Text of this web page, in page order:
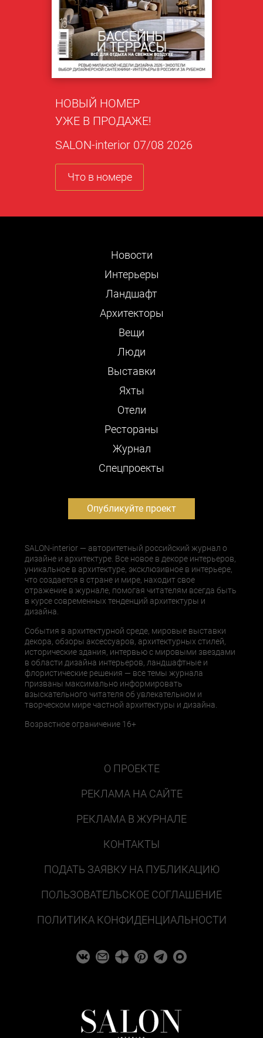
НОВЫЙ НОМЕР
УЖЕ В ПРОДАЖЕ!
SALON-interior 07/08 2026
Что в номере
Новости
Интерьеры
Ландшафт
Архитекторы
Вещи
Люди
Выставки
Яхты
Отели
Рестораны
Журнал
Cпецпроекты
Опубликуйте проект
SALON-interior — авторитетный российский журнал о
дизайне и архитектуре. Все новое в декоре интерьеров,
уникальное в архитектуре, эксклюзивное в интерьере,
что создается в стране и мире, находит свое
отражение в журнале, помогая читателям всегда быть
в курсе современных тенденций архитектуры и
дизайна.
События в архитектурной среде, мировые выставки
декора, обзоры аксессуаров, архитектурных стилей,
исторические здания, интервью с мировыми звездами
в области дизайна интерьеров, ландшафтные и
флористические решения — все темы журнала
призваны максимально информировать
взыскательного читателя об увлекательном и
творческом мире частной архитектуры и дизайна.
Возрастное ограничение 16+
О ПРОЕКТЕ
РЕКЛАМА НА САЙТЕ
РЕКЛАМА В ЖУРНАЛЕ
КОНТАКТЫ
ПОДАТЬ ЗАЯВКУ НА ПУБЛИКАЦИЮ
ПОЛЬЗОВАТЕЛЬСКОЕ СОГЛАШЕНИЕ
ПОЛИТИКА КОНФИДЕНЦИАЛЬНОСТИ